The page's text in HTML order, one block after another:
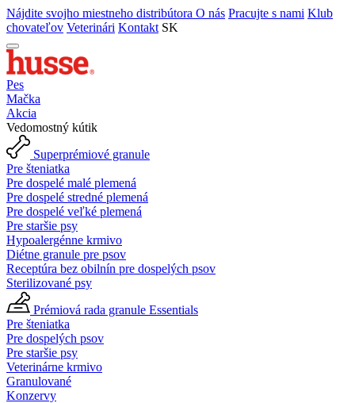
Nájdite svojho miestneho distribútora O nás Pracujte s nami Klub
chovateľov Veterinári Kontakt SK
Pes
Mačka
Akcia
Vedomostný kútik
Superprémiové granule
Pre šteniatka
Pre dospelé malé plemená
Pre dospelé stredné plemená
Pre dospelé veľké plemená
Pre staršie psy
Hypoalergénne krmivo
Diétne granule pre psov
Receptúra bez obilnín pre dospelých psov
Sterilizované psy
Prémiová rada granule Essentials
Pre šteniatka
Pre dospelých psov
Pre staršie psy
Veterinárne krmivo
Granulované
Konzervy